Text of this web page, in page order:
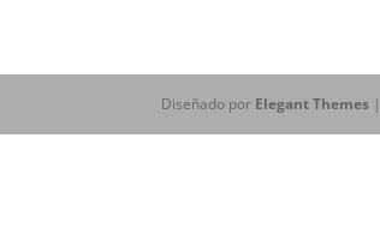
Diseñado por Elegant Themes